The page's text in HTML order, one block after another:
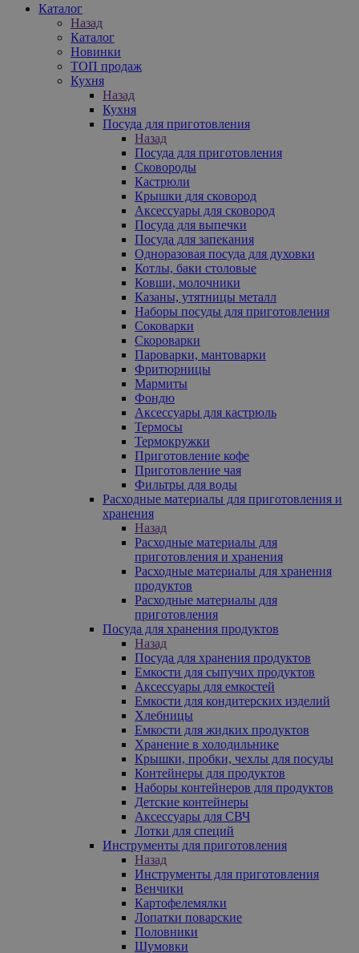
Каталог
Назад
Каталог
Новинки
ТОП продаж
Кухня
Назад
Кухня
Посуда для приготовления
Назад
Посуда для приготовления
Сковороды
Кастрюли
Крышки для сковород
Аксессуары для сковород
Посуда для выпечки
Посуда для запекания
Одноразовая посуда для духовки
Котлы, баки столовые
Ковши, молочники
Казаны, утятницы металл
Наборы посуды для приготовления
Соковарки
Скороварки
Пароварки, мантоварки
Фритюрницы
Мармиты
Фондю
Аксессуары для кастрюль
Термосы
Термокружки
Приготовление кофе
Приготовление чая
Фильтры для воды
Расходные материалы для приготовления и
хранения
Назад
Расходные материалы для
приготовления и хранения
Расходные материалы для хранения
продуктов
Расходные материалы для
приготовления
Посуда для хранения продуктов
Назад
Посуда для хранения продуктов
Емкости для сыпучих продуктов
Аксессуары для емкостей
Емкости для кондитерских изделий
Хлебницы
Емкости для жидких продуктов
Хранение в холодильнике
Крышки, пробки, чехлы для посуды
Контейнеры для продуктов
Наборы контейнеров для продуктов
Детские контейнеры
Аксессуары для СВЧ
Лотки для специй
Инструменты для приготовления
Назад
Инструменты для приготовления
Венчики
Картофелемялки
Лопатки поварские
Половники
Шумовки